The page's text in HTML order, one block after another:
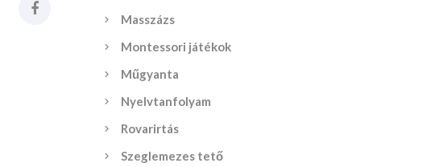
Masszázs
Montessori játékok
Műgyanta
Nyelvtanfolyam
Rovarirtás
Szeglemezes tető